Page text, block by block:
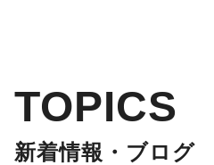
TOPICS
新着情報・ブログ